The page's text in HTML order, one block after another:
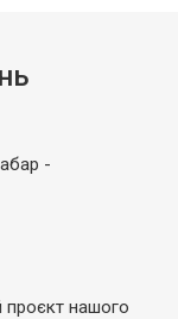
-
проєкт нашого